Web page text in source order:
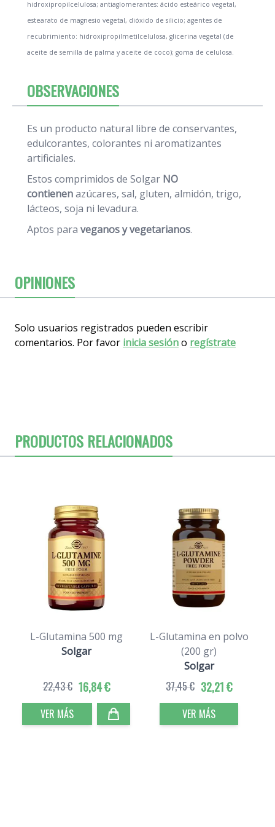
hidroxipropilcelulosa; antiaglomerantes: ácido esteárico vegetal,
estearato de magnesio vegetal, dióxido de silicio; agentes de
recubrimiento: hidroxipropilmetilcelulosa, glicerina vegetal (de
aceite de semilla de palma y aceite de coco); goma de celulosa.
OBSERVACIONES
Es un producto natural libre de conservantes,
edulcorantes, colorantes ni aromatizantes
artificiales.
Estos comprimidos de Solgar NO
contienenazúcares, sal, gluten, almidón, trigo,
lácteos, soja ni levadura.
Aptos para veganos y vegetarianos.
OPINIONES
Solo usuarios registrados pueden escribir
comentarios. Por favor inicia sesióno regístrate
PRODUCTOS RELACIONADOS
L-Glutamina 500 mg
Solgar
16,84 €
22,43 €
VER MÁS
L-Glutamina en polvo
(200 gr)
Solgar
32,21 €
37,45 €
VER MÁS